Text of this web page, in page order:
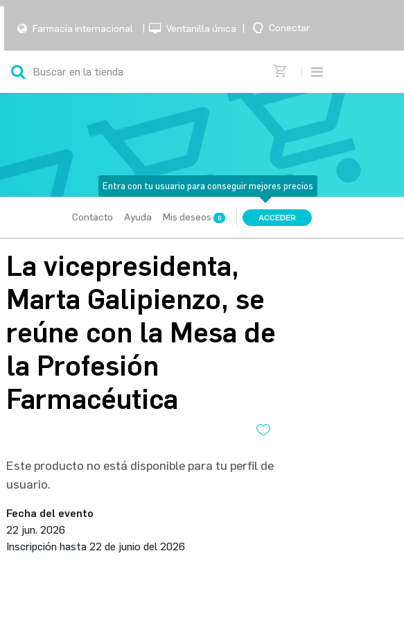
Farmacia internacional | Ventanilla única | Conectar
Entra con tu usuario para conseguir mejores precios
Contacto Ayuda Mis deseos 0 ACCEDER
La vicepresidenta,
Marta Galipienzo, se
reúne con la Mesa de
la Profesión
Farmacéutica
Este producto no está disponible para tu perfil de
usuario.
Fecha del evento
22 jun. 2026
Inscripción hasta 22 de junio del 2026